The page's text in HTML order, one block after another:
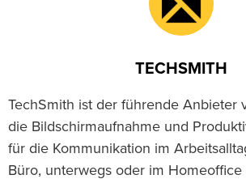
TECHSMITH
TechSmith ist der führende Anbieter
die Bildschirmaufnahme und
für die Kommunikation im
Büro, unterwegs oder im